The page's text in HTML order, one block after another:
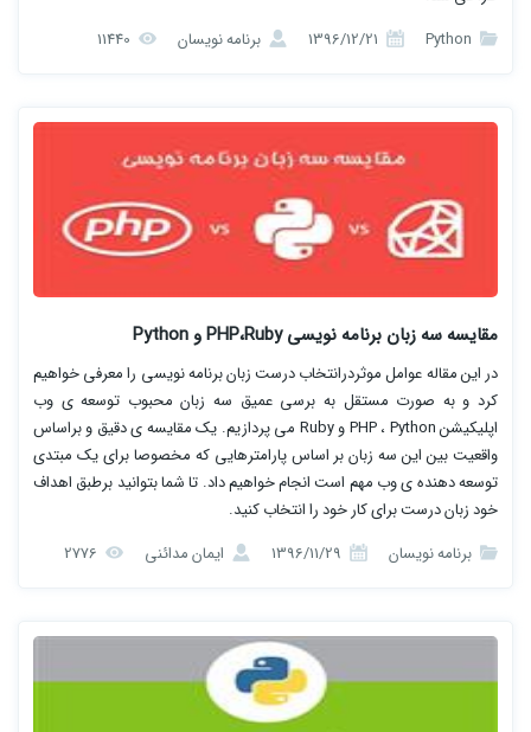
برنامه نویسان
مقایسه سه زبان برنامه نویسی PHP،Ruby و Python
در این مقاله عوامل موثردرانتخاب درست زبان برنامه نویسی را معرفی خواهیم
کرد و به صورت مستقل به برسی عمیق سه زبان محبوب توسعه ی وب
اپلیکیشن PHP ، Python و Ruby می پردازیم. یک مقایسه ی دقیق و براساس
واقعیت بین این سه زبان بر اساس پارامترهایی که مخصوصا برای یک مبتدی
توسعه دهنده ی وب مهم است انجام خواهیم داد. تا شما بتوانید برطبق اهداف
خود زبان درست برای کار خود را انتخاب کنید.
برنامه نویسان
ایمان مدائنی